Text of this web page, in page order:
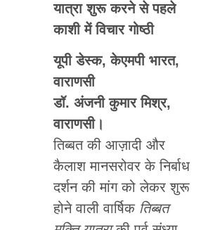
यात्रा शुरू करने से पहले
काशी में विचार गोष्ठी
यूपी डेस्क, केएमपी भारत,
वाराणसी
डॉ. अंजनी कुमार मिश्र,
वाराणसी।
तिब्बत की आज़ादी और
कैलाश मानसरोवर के निर्बाध
दर्शन की मांग को लेकर शुरू
होने वाली वार्षिक तिब्बत